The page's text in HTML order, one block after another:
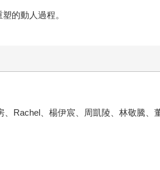
的動人過程。
Rachel、楊伊宸、周凱陵、林敬騰、